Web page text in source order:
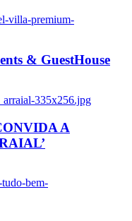
villa-premium-
& GuestHouse
335x256.jpg
A
bem-